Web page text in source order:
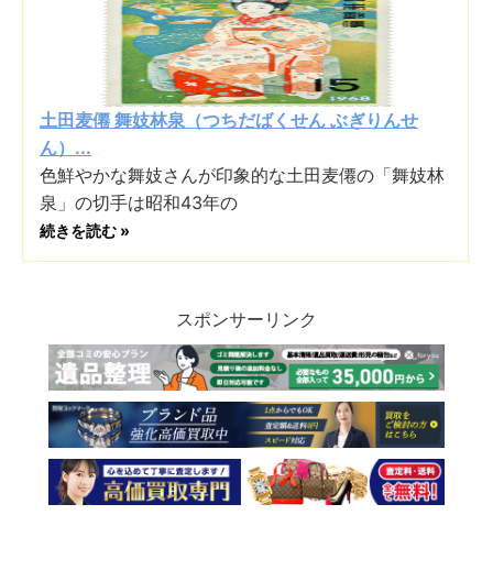
土田麦僊 舞妓林泉（つちだばくせん ぶぎりんせ
ん）...
色鮮やかな舞妓さんが印象的な土田麦僊の「舞妓林
泉」の切手は昭和43年の
続きを読む »
スポンサーリンク